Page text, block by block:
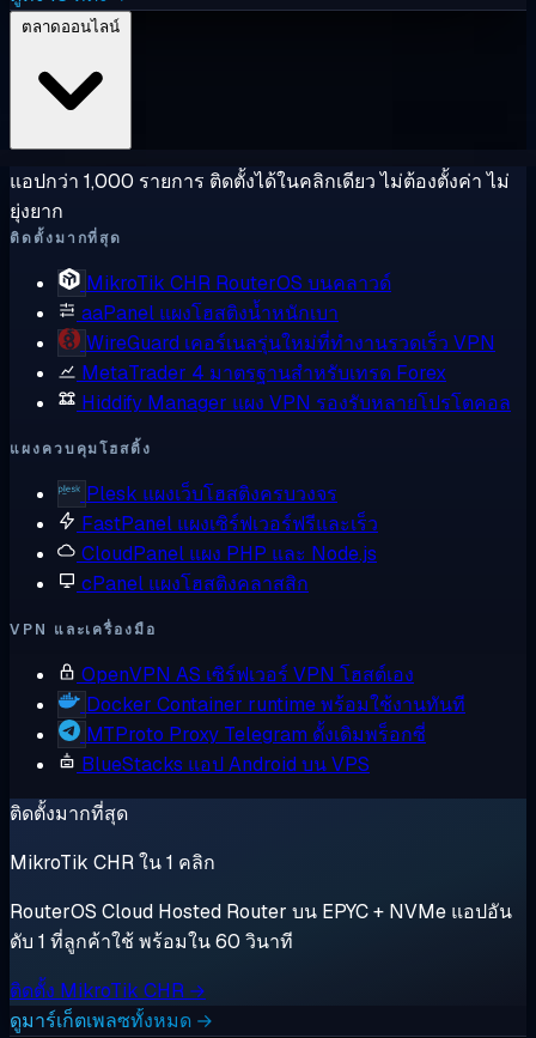
แอปกว่า 1,000 รายการ ติดตั้งได้ในคลิกเดียว ไม่ต้องตั้งค่า ไม่
ยุ่งยาก
ติดตั้งมากที่สุด
MikroTik CHR RouterOS บนคลาวด์
aaPanel แผงโฮสติงน้ำหนักเบา
WireGuard เคอร์เนลรุ่นใหม่ที่ทำงานรวดเร็ว VPN
MetaTrader 4 มาตรฐานสำหรับเทรด Forex
Hiddify Manager แผง VPN รองรับหลายโปรโตคอล
แผงควบคุมโฮสติ้ง
Plesk แผงเว็บโฮสติงครบวงจร
FastPanel แผงเซิร์ฟเวอร์ฟรีและเร็ว
CloudPanel แผง PHP และ Node.js
cPanel แผงโฮสติงคลาสสิก
VPN และเครื่องมือ
OpenVPN AS เซิร์ฟเวอร์ VPN โฮสต์เอง
Docker Container runtime พร้อมใช้งานทันที
MTProto Proxy Telegram ดั้งเดิมพร็อกซี่
BlueStacks แอป Android บน VPS
ติดตั้งมากที่สุด
MikroTik CHR ใน 1 คลิก
RouterOS Cloud Hosted Router บน EPYC + NVMe แอปอัน
ดับ 1 ที่ลูกค้าใช้ พร้อมใน 60 วินาที
ติดตั้ง MikroTik CHR →
ดูมาร์เก็ตเพลซทั้งหมด →